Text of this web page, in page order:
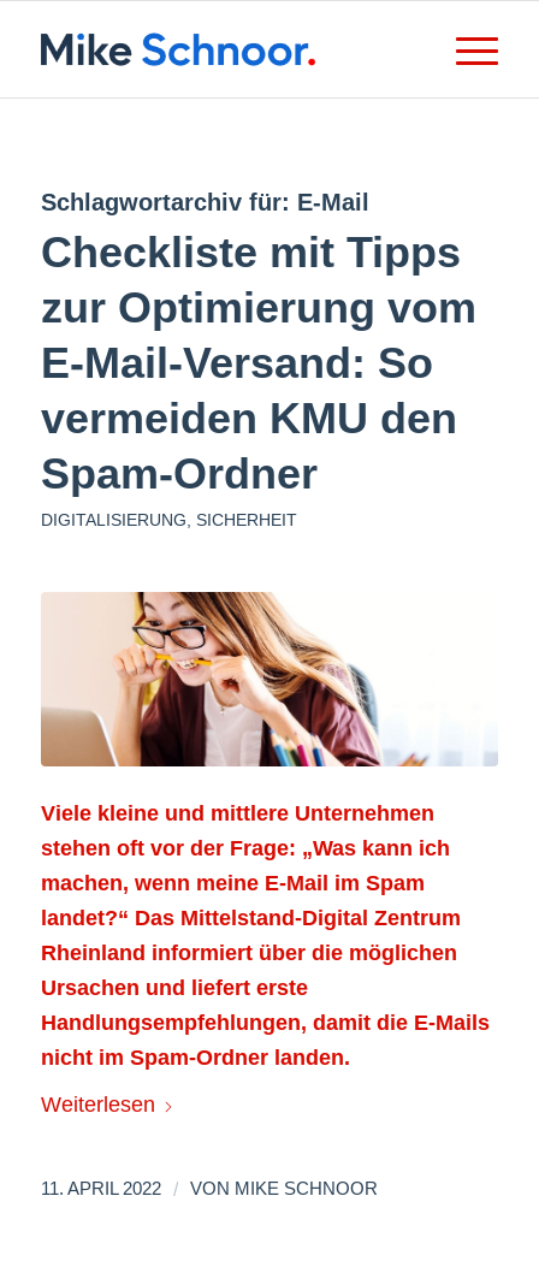
Schlagwortarchiv für: E-Mail
Checkliste mit Tipps
zur Optimierung vom
E-Mail-Versand: So
vermeiden KMU den
Spam-Ordner
DIGITALISIERUNG SICHERHEIT
Viele kleine und mittlere Unternehmen
stehen oft vor der Frage: „Was kann ich
machen, wenn meine E-Mail im Spam
landet?“ Das Mittelstand-Digital Zentrum
Rheinland informiert über die möglichen
Ursachen und liefert erste
Handlungsempfehlungen, damit die E-Mails
nicht im Spam-Ordner landen.
Weiterlesen
11. APRIL 2022 / VON MIKE SCHNOOR